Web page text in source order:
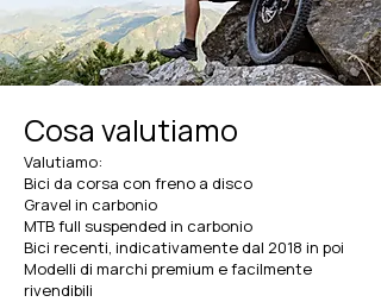
Cosa valutiamo
Valutiamo:
Bici da corsa con freno a disco
Gravel in carbonio
MTB full suspended in carbonio
Bici recenti, indicativamente dal 2018 in poi
Modelli di marchi premium e facilmente
rivendibili